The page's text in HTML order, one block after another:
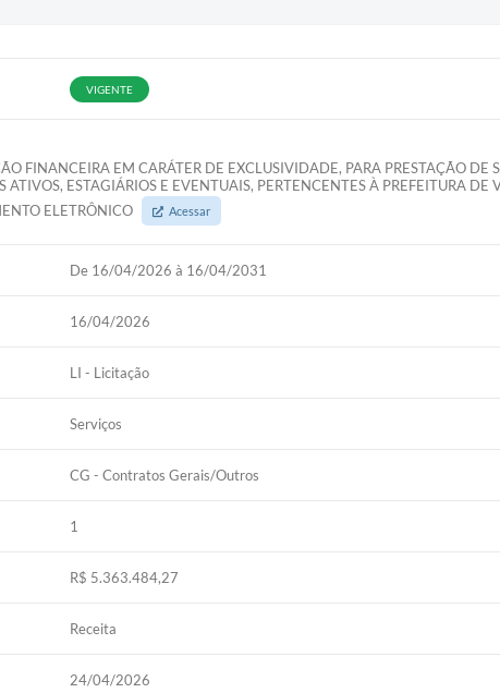
VIGENTE
FINANCEIRA EM CARÁTER DE EXCLUSIVIDADE, PARA PRESTAÇÃO DE
ESTAGIÁRIOS E EVENTUAIS, PERTENCENTES À PREFEITURA
ELETRÔNICO
Acessar
De 16/04/2026 à 16/04/2031
16/04/2026
LI - Licitação
Serviços
CG - Contratos Gerais/Outros
1
R$ 5.363.484,27
Receita
24/04/2026